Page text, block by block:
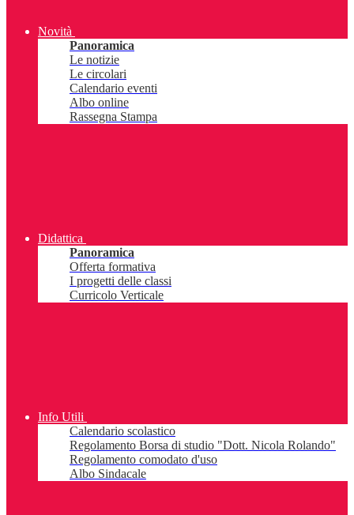
Novità
Panoramica
Le notizie
Le circolari
Calendario eventi
Albo online
Rassegna Stampa
Didattica
Panoramica
Offerta formativa
I progetti delle classi
Curricolo Verticale
Info Utili
Calendario scolastico
Regolamento Borsa di studio "Dott. Nicola Rolando"
Regolamento comodato d'uso
Albo Sindacale